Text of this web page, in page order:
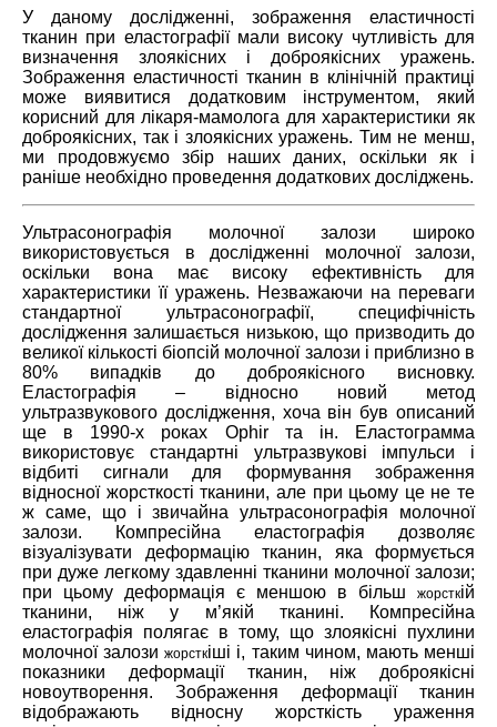
У даному дослідженні, зображення еластичності
тканин при еластографії мали високу чутливість для
визначення злоякісних і доброякісних уражень.
Зображення еластичності тканин в клінічній практиці
може виявитися додатковим інструментом, який
корисний для лікаря-мамолога для характеристики як
доброякісних, так і злоякісних уражень. Тим не менш,
ми продовжуємо збір наших даних, оскільки як і
раніше необхідно проведення додаткових досліджень.
Ультрасонографія молочної залози широко
використовується в дослідженні молочної залози,
оскільки вона має високу ефективність для
характеристики її уражень. Незважаючи на переваги
стандартної ультрасонографії, специфічність
дослідження залишається низькою, що призводить до
великої кількості біопсій молочної залози і приблизно в
80% випадків до доброякісного висновку.
Еластографія – відносно новий метод
ультразвукового дослідження, хоча він був описаний
ще в 1990-х роках Ophir та ін. Еластограмма
використовує стандартні ультразвукові імпульси і
відбиті сигнали для формування зображення
відносної жорсткості тканини, але при цьому це не те
ж саме, що і звичайна ультрасонографія молочної
залози. Компресійна еластографія дозволяє
візуалізувати деформацію тканин, яка формується
при дуже легкому здавленні тканини молочної залози;
при цьому деформація є меншою в більш
жорсткій
тканини, ніж у м’якій тканині. Компресійна
еластографія полягає в тому, що злоякісні пухлини
молочної залозижорсткіші і, таким чином, мають менші
показники деформації тканин, ніж доброякісні
новоутворення. Зображення деформації тканин
відображають відносну жорсткість ураження